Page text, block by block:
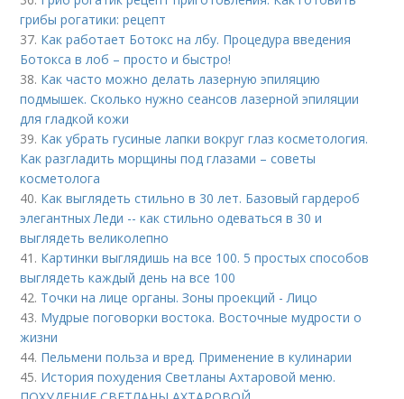
грибы рогатики: рецепт
37. Как работает Ботокс на лбу. Процедура введения
Ботокса в лоб – просто и быстро!
38. Как часто можно делать лазерную эпиляцию
подмышек. Сколько нужно сеансов лазерной эпиляции
для гладкой кожи
39. Как убрать гусиные лапки вокруг глаз косметология.
Как разгладить морщины под глазами – советы
косметолога
40. Как выглядеть стильно в 30 лет. Базовый гардероб
элегантных Леди -- как стильно одеваться в 30 и
выглядеть великолепно
41. Картинки выглядишь на все 100. 5 простых способов
выглядеть каждый день на все 100
42. Точки на лице органы. Зоны проекций - Лицо
43. Мудрые поговорки востока. Восточные мудрости о
жизни
44. Пельмени польза и вред. Применение в кулинарии
45. История похудения Светланы Ахтаровой меню.